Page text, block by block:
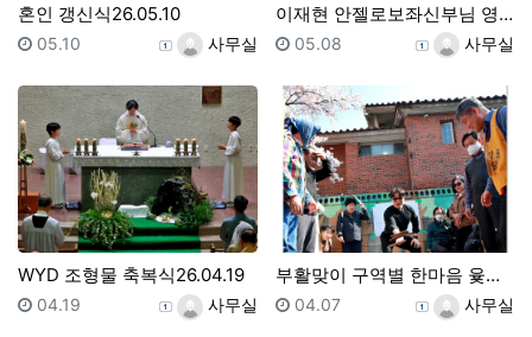
혼인 갱신식26.05.10
등록자사무실
등록일
05.10
이재현 안젤로보좌신부님 영명축일 행사26.05.03
등록자 사무실
등록일
05.08
WYD 조형물 축복식26.04.19
등록자사무실
등록일
04.19
부활맞이 구역별 한마음 윷놀이대회
등록자 사무실
등록일
04.07